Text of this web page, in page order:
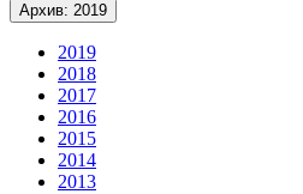
Архив: 2019
2019
2018
2017
2016
2015
2014
2013